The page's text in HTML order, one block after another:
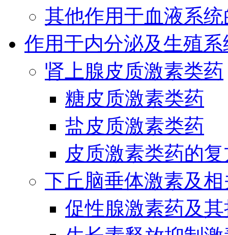
其他作用于血液系
作用于内分泌及生殖
肾上腺皮质激素类药
糖皮质激素类药
盐皮质激素类药
皮质激素类药的
下丘脑垂体激素及
促性腺激素药及